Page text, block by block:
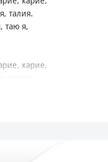
талия.
таю я,
карие,
я,
карие блестят.